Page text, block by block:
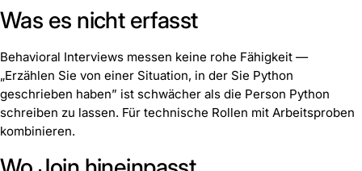
Was es nicht erfasst
Behavioral Interviews messen keine rohe Fähigkeit —
„Erzählen Sie von einer Situation, in der Sie Python
geschrieben haben” ist schwächer als die Person Python
schreiben zu lassen. Für technische Rollen mit Arbeitsproben
kombinieren.